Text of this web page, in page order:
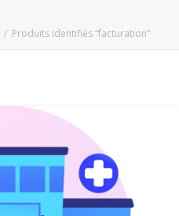
Produits identifiés “facturation”